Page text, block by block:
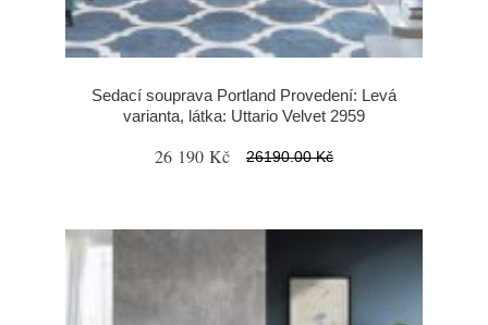
Sedací souprava Portland Provedení: Levá
varianta, látka: Uttario Velvet 2959
26 190 Kč 26190.00 Kč